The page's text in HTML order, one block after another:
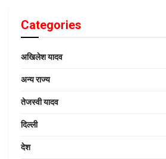
Categories
अखिलेश यादव
अन्य राज्य
तेजस्वी यादव
दिल्ली
देश